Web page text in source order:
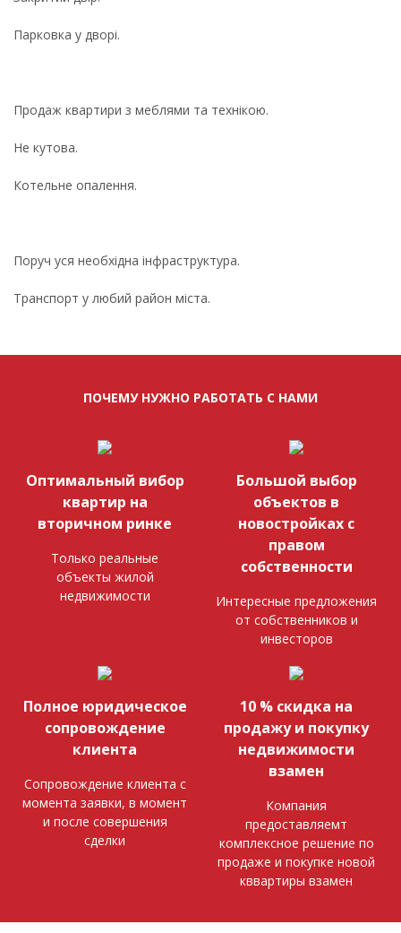
Парковка у дворі.
Продаж квартири з меблями та технікою.
Не кутова.
Котельне опалення.
Поруч уся необхідна інфраструктура.
Транспорт у любий район міста.
ПОЧЕМУ НУЖНО РАБОТАТЬ С НАМИ
Оптимальный вибор
квартир на
вторичном ринке
Только реальные
объекты жилой
недвижимости
Большой выбор
объектов в
новостройках с
правом
собственности
Интересные предложения
от собственников и
инвесторов
Полное юридическое
сопровождение
клиента
Сопровождение клиента с
момента заявки, в момент
и после совершения
сделки
10 % скидка на
продажу и покупку
недвижимости
взамен
Компания
предоставляемт
комплексное решение по
продаже и покупке новой
кввартиры взамен